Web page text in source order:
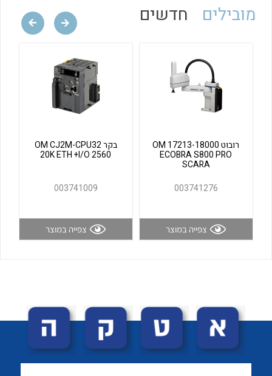
לכל מוצרי היצרן לכל מוצרי היצרן
מובילים חדשים
רובוט OM 17213-18000
ECOBRA S800 PRO
SCARA
003741276
צפייה במוצר
בקר OM CJ2M-CPU32
20K ETH +I/O 2560
003741009
צפייה במוצר